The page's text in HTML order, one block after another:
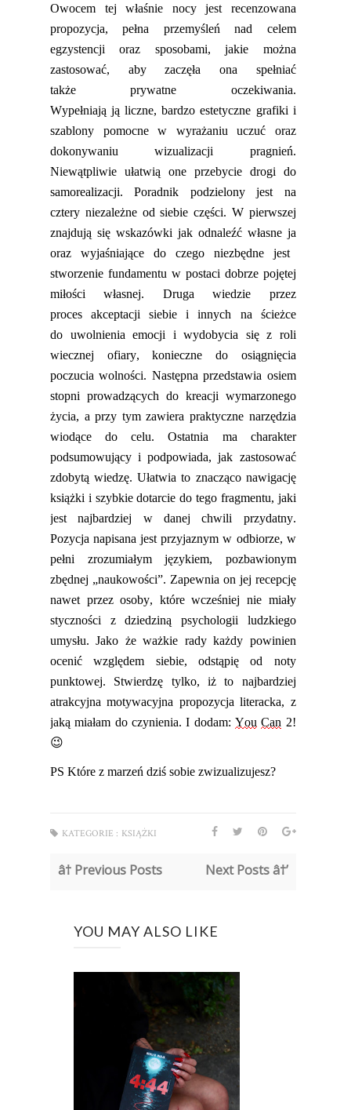
Owocem tej właśnie nocy jest recenzowana
propozycja, pełna przemyśleń nad celem
egzystencji oraz sposobami, jakie można
zastosować, aby zaczęła ona spełniać
takżeprywatne oczekiwania.
Wypełniająją liczne, bardzoestetyczne grafiki i
szablony pomocne w wyrażaniu uczuć oraz
dokonywaniu wizualizacji pragnień.
Niewątpliwie ułatwią one przebycie drogi do
samorealizacji.Poradnik podzielony jest na
cztery niezależne od siebie części. W pierwszej
znajdują się wskazówki jak odnaleźć własne ja
oraz
wyjaśniające do czego niezbędne jest
stworzenie fundamentu w postaci dobrze pojętej
miłości własnej. Druga wiedzie przez
proces akceptacji siebie i innych na ścieżce
do uwolnienia emocji i wydobycia się z roli
wiecznej ofiary,konieczne do osiągnięcia
poczucia wolności. Następna przedstawia osiem
stopni prowadzących do kreacji wymarzonego
życia, a przy tymzawiera praktyczne narzędzia
wiodące do celu.Ostatnia ma charakter
podsumowujący i podpowiada, jak zastosować
zdobytą wiedzę. Ułatwia to znacząco nawigację
książki i szybkie dotarcie do tego fragmentu, jaki
jest najbardziej w danej chwili przydatny.
Pozycja napisana jest przyjaznym w odbiorze, w
pełni zrozumiałym językiem, pozbawionym
zbędnej „naukowości”. Zapewnia on jej recepcję
nawet przez osoby, które wcześniej nie miały
styczności z dziedziną psychologii ludzkiego
umysłu. Jako że ważkie rady każdy powinien
ocenić względem siebie, odstąpię od noty
punktowej. Stwierdzę tylko, iż to najbardziej
atrakcyjna motywacyjna propozycja literacka, z
jaką miałam do czynienia. I dodam: You Can 2!
😉
PS Które z marzeń dziś sobie zwizualizujesz?
KATEGORIE : KSIĄŻKI
â† Previous Posts Next Posts â†’
YOU MAY ALSO LIKE